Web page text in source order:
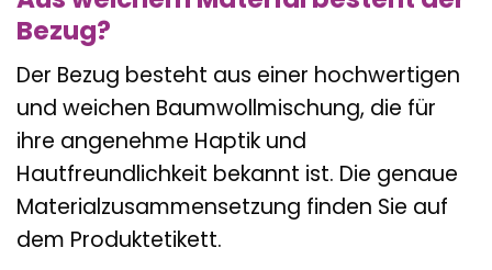
Bezug?
Der Bezug besteht aus einer hochwertigen
und weichen Baumwollmischung, die für
ihre angenehme Haptik und
Hautfreundlichkeit bekannt ist. Die genaue
Materialzusammensetzung finden Sie auf
dem Produktetikett.